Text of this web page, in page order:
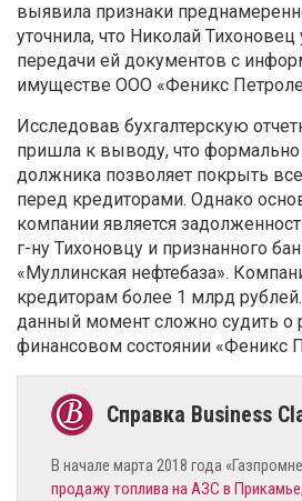
выявила признаки
уточнила, что Николай Тихоновец
передачи ей документов с
имуществе ООО «Феникс
Исследовав бухгалтерскую
пришла к выводу, что
должника позволяет покрыть все
перед кредиторами. Однако
компании является
г-ну Тихоновцу и признанного
«Муллинская нефтебаза».
кредиторам более 1 млрд
данный момент сложно судить о
финансовом состоянии «Феникс
В начале марта 2018 года
продажу топлива на АЗС в Прикамье